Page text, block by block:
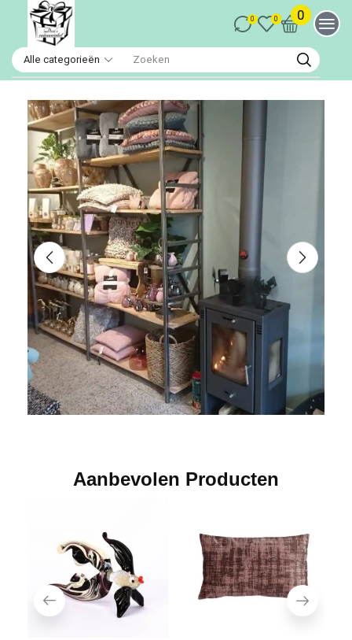
0 0 0
Aanbevolen Producten